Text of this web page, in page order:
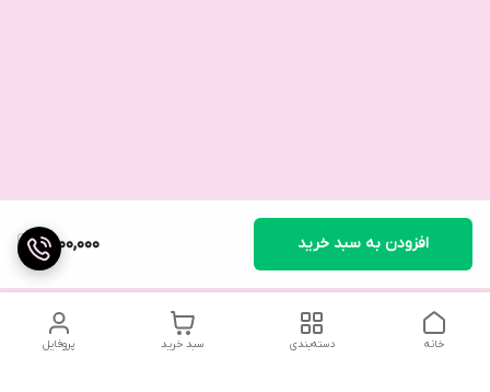
1,400,000 افزودن به سبد خرید
پروفایل سبد خرید دسته‌بندی خانه